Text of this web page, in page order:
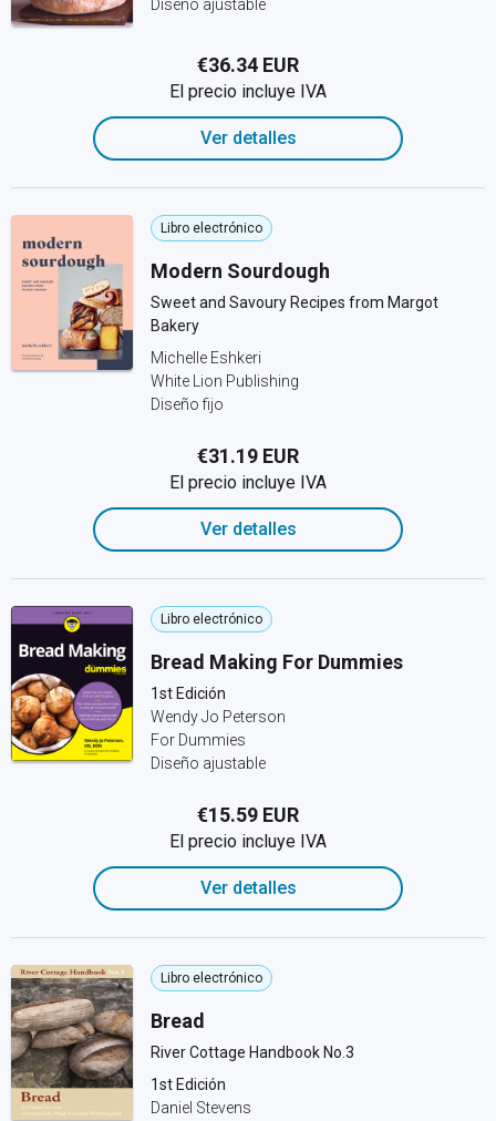
Diseño ajustable
€36.34 EUR
El precio incluye IVA
Ver detalles
Libro electrónico
Modern Sourdough
Sweet and Savoury Recipes from Margot
Bakery
Michelle Eshkeri
White Lion Publishing
Diseño fijo
€31.19 EUR
El precio incluye IVA
Ver detalles
Libro electrónico
Bread Making For Dummies
1st Edición
Wendy Jo Peterson
For Dummies
Diseño ajustable
€15.59 EUR
El precio incluye IVA
Ver detalles
Libro electrónico
Bread
River Cottage Handbook No.3
1st Edición
Daniel Stevens